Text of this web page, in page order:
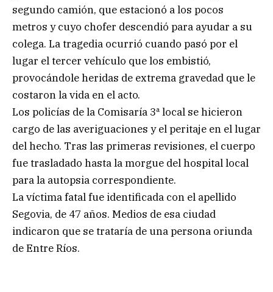
segundo camión, que estacionó a los pocos
metros y cuyo chofer descendió para ayudar a su
colega. La tragedia ocurrió cuando pasó por el
lugar el tercer vehículo que los embistió,
provocándole heridas de extrema gravedad que le
costaron la vida en el acto.
Los policías de la Comisaría 3ª local se hicieron
cargo de las averiguaciones y el peritaje en el lugar
del hecho. Tras las primeras revisiones, el cuerpo
fue trasladado hasta la morgue del hospital local
para la autopsia correspondiente.
La víctima fatal fue identificada con el apellido
Segovia, de 47 años. Medios de esa ciudad
indicaron que se trataría de una persona oriunda
de Entre Ríos.